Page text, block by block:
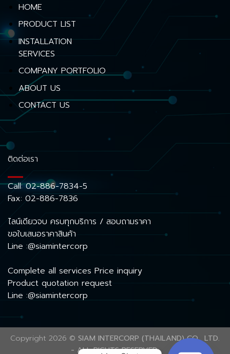
HOME
PRODUCT LIST
INSTALLATION
SERVICES
COMPANY PORTFOLIO
ABOUT US
CONTACT US
ติดต่อเรา
Call:02-886-7834-5
Fax: 02-886-7836
ไลน์เดียวจบ ครบทุกบริการ / สอบถามราคา
ขอใบเสนอราคาสินค้า
Line :@siamintercorp
Complete all services Price inquiry
Product quotation request
Line :@siamintercorp
Copyright 2026 © SIAM INTERCORP (THAILAND) CO., LTD.
- ALL RIGHTS RESERVED.